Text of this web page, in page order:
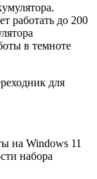
работать до 200
в темноте
для
на Windows 11
набора